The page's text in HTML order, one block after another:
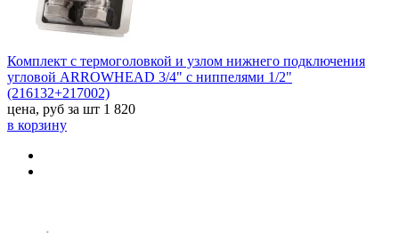
Комплект с термоголовкой и узлом нижнего подключения
угловой ARROWHEAD 3/4" с ниппелями 1/2"
(216132+217002)
цена, руб за шт 1 820
в корзину